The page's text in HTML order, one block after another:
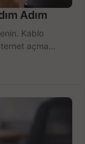
Adım
Kablo
açma